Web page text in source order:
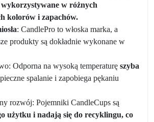
w różnych
kolorów i zapachów.
: CandlePro to włoska marka, a
produkty są dokładnie wykonane w
Odporna na wysoką temperaturę szyba
spalanie i zapobiega pękaniu
rozwój: Pojemniki CandleCups są
użytku i nadają się do recyklingu, co